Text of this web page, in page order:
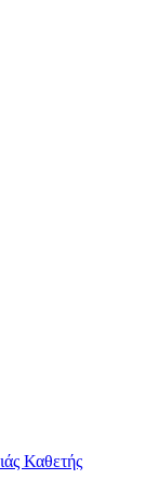
Καθετής